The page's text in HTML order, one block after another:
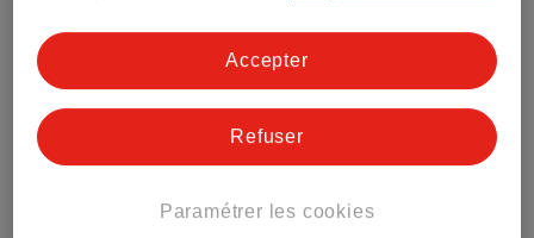
Paramétrer les cookies
Refuser
Accepter